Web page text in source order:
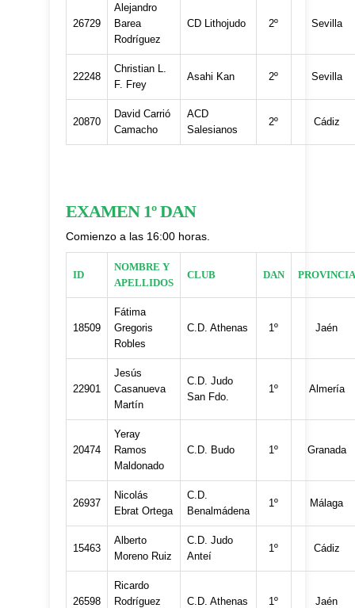
26729
Alejandro
Barea
Rodríguez
CD Lithojudo 2º Sevilla
22248
Christian L.
F. Frey
Asahi Kan 2º Sevilla
20870
David Carrió
Camacho
ACD
Salesianos
2º Cádiz
EXAMEN 1º DAN
Comienzo a las 16:00 horas.
ID
NOMBRE Y
APELLIDOS
CLUB DAN PROVINCIA
18509
Fátima
Gregoris
Robles
C.D. Athenas 1º Jaén
22901
Jesús
Casanueva
Martín
C.D. Judo
San Fdo.
1º Almería
20474
Yeray
Ramos
Maldonado
C.D. Budo 1º Granada
26937
Nicolás
Ebrat Ortega
C.D.
Benalmádena
1º Málaga
15463
Alberto
Moreno Ruiz
C.D. Judo
Anteí
1º Cádiz
26598
Ricardo
Rodríguez
C.D. Athenas 1º Jaén